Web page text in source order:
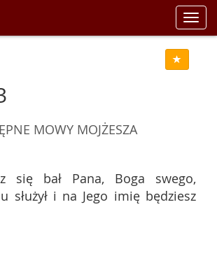
MOWY MOJŻESZA
się bał Pana, Boga swego,
służył i na Jego imię będziesz